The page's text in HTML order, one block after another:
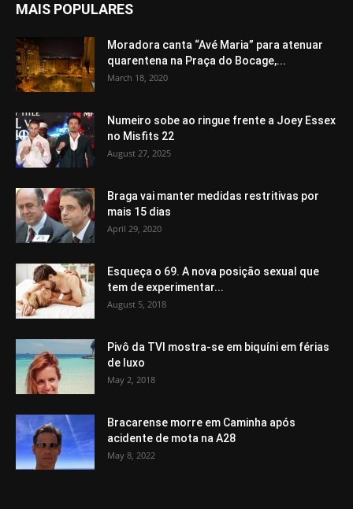
MAIS POPULARES
Moradora canta “Avé Maria” para atenuar
quarentena na Praça do Bocage,...
March 18, 2020
Numeiro sobe ao ringue frente a Joey Essex
no Misfits 22
August 27, 2025
Braga vai manter medidas restritivas por
mais 15 dias
April 29, 2020
Esqueça o 69. A nova posição sexual que
tem de experimentar...
August 5, 2018
Pivô da TVI mostra-se em biquíni em férias
de luxo
May 2, 2018
Bracarense morre em Caminha após
acidente de mota na A28
May 8, 2022